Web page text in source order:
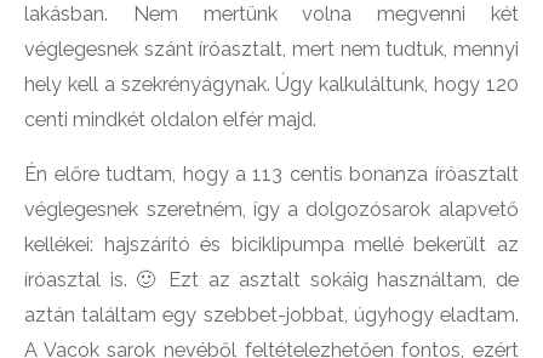
lakásban. Nem mertünk volna megvenni két
véglegesnek szánt íróasztalt, mert nem tudtuk, mennyi
hely kell a szekrényágynak. Úgy kalkuláltunk, hogy 120
centi mindkét oldalon elfér majd.
Én előre tudtam, hogy a 113 centis bonanza íróasztalt
véglegesnek szeretném, így a dolgozósarok alapvető
kellékei: hajszárító és biciklipumpa mellé bekerült az
íróasztal is. 🙂 Ezt az asztalt sokáig használtam, de
aztán találtam egy szebbet-jobbat, úgyhogy eladtam.
A Vacok sarok nevéből feltételezhetően fontos, ezért